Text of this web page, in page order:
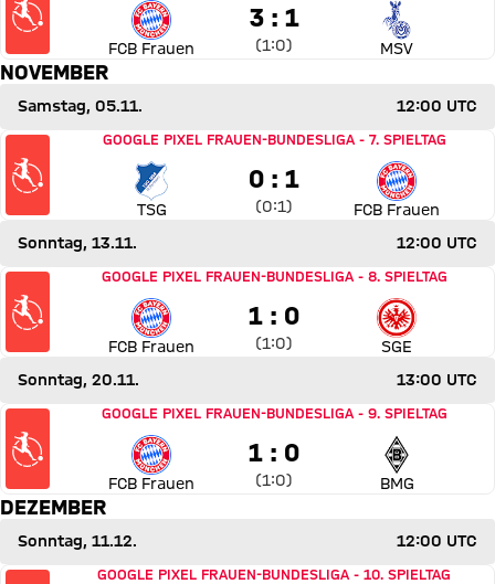
FCB Frauen
3 zu 1
3 : 1
(Zwischenergebnis:
1 zu 0 nach Erste Halbzeit
1:0) MSV
NOVEMBER
Samstag, 05.11.
12:00 UTC
Spiel TSG Hoffenheim gegen FC Bayern Frauen
GOOGLE PIXEL FRAUEN-BUNDESLIGA- 7. SPIELTAG
TSG
0 zu 1
0 : 1
(Zwischenergebnis:
0 zu 1 nach Erste Halbzeit
0:1)
FCB Frauen
Sonntag, 13.11.
12:00 UTC
Spiel FC Bayern Frauen gegen Eintracht Frankfurt
GOOGLE PIXEL FRAUEN-BUNDESLIGA- 8. SPIELTAG
FCB Frauen
1 zu 0
1 : 0
(Zwischenergebnis:
1 zu 0 nach Erste Halbzeit
1:0)
SGE
Sonntag, 20.11.
13:00 UTC
Spiel FC Bayern Frauen gegen Borussia Mönchengladbach
GOOGLE PIXEL FRAUEN-BUNDESLIGA- 9. SPIELTAG
FCB Frauen
1 zu 0
1 : 0
(Zwischenergebnis:
1 zu 0 nach Erste Halbzeit
1:0) BMG
DEZEMBER
Sonntag, 11.12.
12:00 UTC
Spiel FC Bayern Frauen gegen Turbine Potsdam
GOOGLE PIXEL FRAUEN-BUNDESLIGA - 10. SPIELTAG